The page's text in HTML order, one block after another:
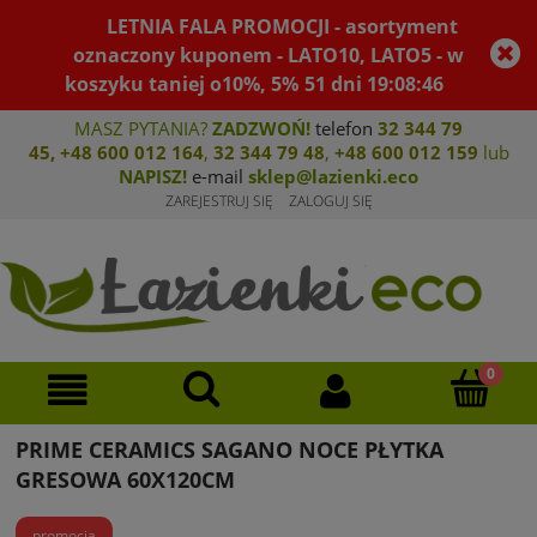
LETNIA FALA PROMOCJI - asortyment
oznaczony kuponem - LATO10, LATO5 - w
koszyku taniej o10%, 5% 51 dni 19:08:46
MASZ PYTANIA? ZADZWOŃ! telefon 32 344 79
45, +48 600 012 164, 32 344 79 48, +48 600 012 159 lub
NAPISZ! e-mail sklep@lazienki.eco
ZAREJESTRUJ SIĘ ZALOGUJ SIĘ
PRIME CERAMICS SAGANO NOCE PŁYTKA
GRESOWA 60X120CM